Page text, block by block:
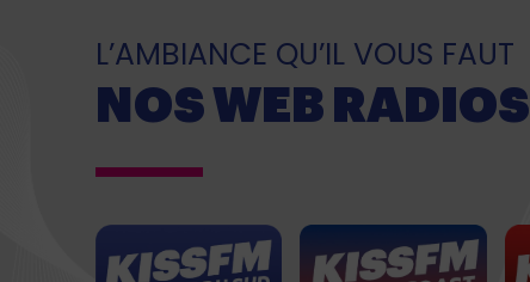
L’AMBIANCE QU’IL VOUS FAUT
NOS WEB RADIOS